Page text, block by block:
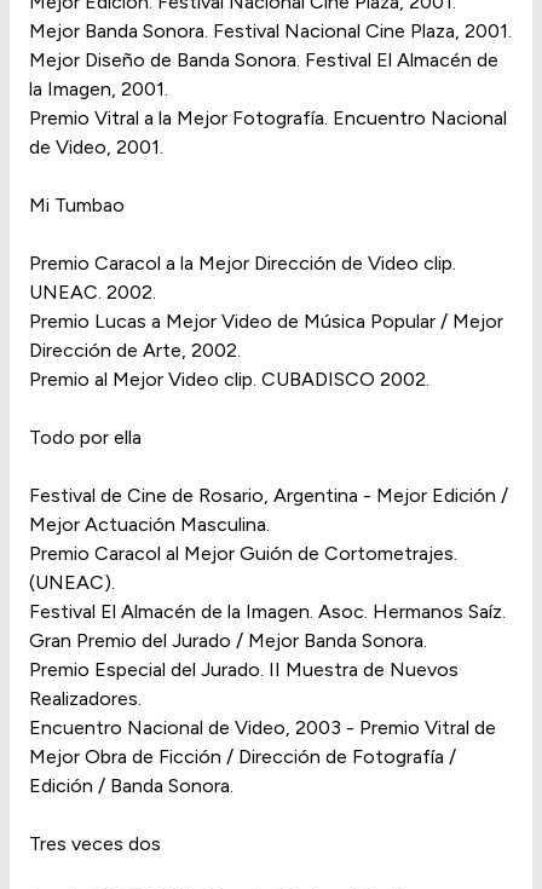
Mejor Banda Sonora. Festival Nacional Cine Plaza, 2001.
Mejor Diseño de Banda Sonora. Festival El Almacén de
la Imagen, 2001.
Premio Vitral a la Mejor Fotografía. Encuentro Nacional
de Video, 2001.
Mi Tumbao
Premio Caracol a la Mejor Dirección de Video clip.
UNEAC. 2002.
Premio Lucas a Mejor Video de Música Popular / Mejor
Dirección de Arte, 2002.
Premio al Mejor Video clip. CUBADISCO 2002.
Todo por ella
Festival de Cine de Rosario, Argentina - Mejor Edición /
Mejor Actuación Masculina.
Premio Caracol al Mejor Guión de Cortometrajes.
(UNEAC).
Festival El Almacén de la Imagen. Asoc. Hermanos Saíz.
Gran Premio del Jurado / Mejor Banda Sonora.
Premio Especial del Jurado. II Muestra de Nuevos
Realizadores.
Encuentro Nacional de Video, 2003 - Premio Vitral de
Mejor Obra de Ficción / Dirección de Fotografía /
Edición / Banda Sonora.
Tres veces dos